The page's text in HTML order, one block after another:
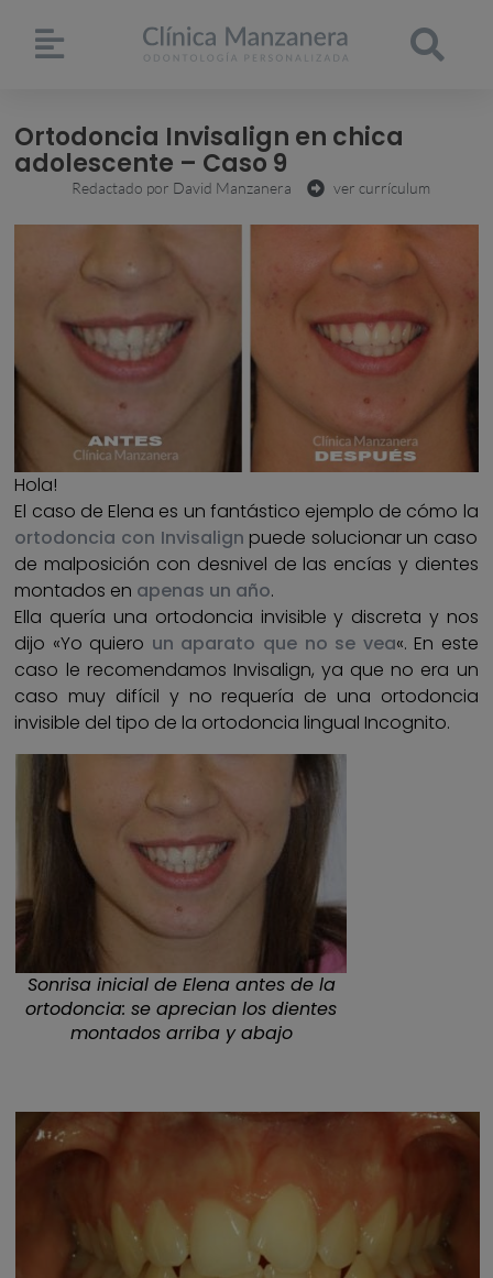
Ortodoncia Invisalign en chica
adolescente – Caso 9
Redactado por David Manzanera ver currículum
Hola!
El caso de Elena es un fantástico ejemplo de cómo la
ortodoncia con Invisalign puede solucionar un caso
de malposición con desnivel de las encías y dientes
montados en apenas un año.
Ella quería una ortodoncia invisible y discreta y nos
dijo «Yo quiero un aparato que no se vea«. En este
caso le recomendamos Invisalign, ya que no era un
caso muy difícil y no requería de una ortodoncia
invisible del tipo de la ortodoncia lingual Incognito.
Sonrisa inicial de Elena antes de la
ortodoncia: se aprecian los dientes
montados arriba y abajo